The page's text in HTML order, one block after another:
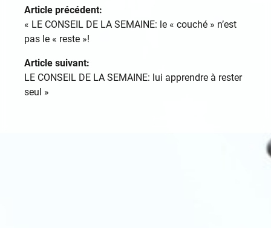
Article précédent:
« LE CONSEIL DE LA SEMAINE: le « couché » n’est
pas le « reste »!
Article suivant:
LE CONSEIL DE LA SEMAINE: lui apprendre à rester
seul »